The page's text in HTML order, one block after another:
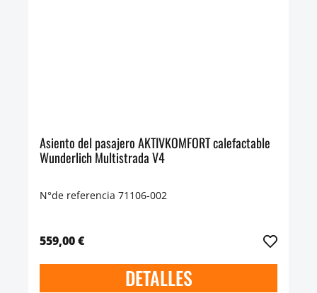
Asiento del pasajero AKTIVKOMFORT calefactable
Wunderlich Multistrada V4
N°de referencia 71106-002
559,00 €
DETALLES